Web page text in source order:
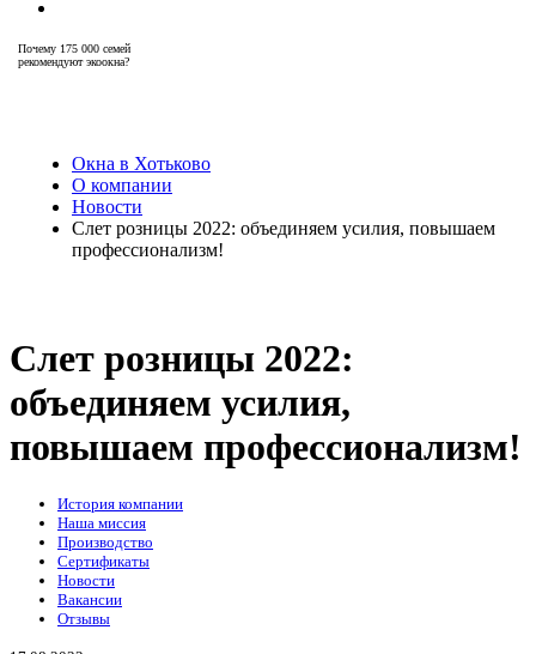
Почему 175 000 семей
рекомендуют экоокна?
Окна в Хотьково
О компании
Новости
Слет розницы 2022: объединяем усилия, повышаем
профессионализм!
Слет розницы 2022:
объединяем усилия,
повышаем профессионализм!
История компании
Наша миссия
Производство
Сертификаты
Новости
Вакансии
Отзывы